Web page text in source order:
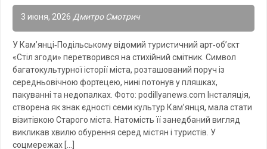
3 июня, 2026 Дмитро Смотрич
У Кам’янці‑Подільському відомий туристичний арт‑об’єкт
«Стіл згоди» перетворився на стихійний смітник. Символ
багатокультурної історії міста, розташований поруч із
середньовічною фортецею, нині потонув у пляшках,
пакуванні та недопалках. Фото: podillyanews.com Інсталяція,
створена як знак єдності семи культур Кам’янця, мала стати
візитівкою Старого міста. Натомість її занедбаний вигляд
викликав хвилю обурення серед містян і туристів. У
соцмережах […]